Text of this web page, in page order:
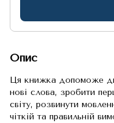
Опис
Ця книжка допоможе
нові слова, зробити
світу, розвинути
чіткій та правильній